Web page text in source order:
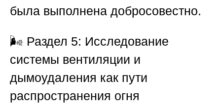
была выполнена добросовестно.
🌬️ Раздел 5: Исследование
системы вентиляции и
дымоудаления как пути
распространения огня